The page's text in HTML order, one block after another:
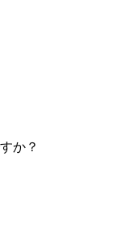
か？